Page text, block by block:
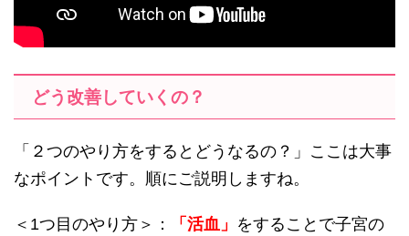
どう改善していくの？
「２つのやり方をするとどうなるの？」ここは大事
なポイントです。順にご説明しますね。
＜1つ目のやり方＞： 「活血」 をすることで子宮の